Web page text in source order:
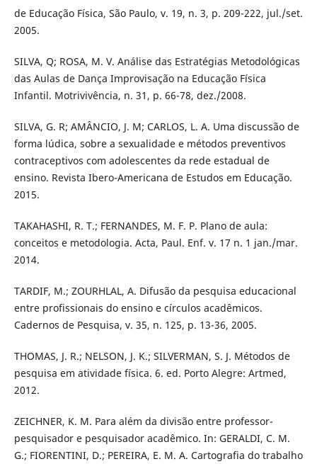
de Educação Física, São Paulo, v. 19, n. 3, p. 209-222, jul./set.
2005.
SILVA, Q; ROSA, M. V. Análise das Estratégias Metodológicas
das Aulas de Dança Improvisação na Educação Física
Infantil. Motrivivência, n. 31, p. 66-78, dez./2008.
SILVA, G. R; AMÂNCIO, J. M; CARLOS, L. A. Uma discussão de
forma lúdica, sobre a sexualidade e métodos preventivos
contraceptivos com adolescentes da rede estadual de
ensino. Revista Ibero-Americana de Estudos em Educação.
2015.
TAKAHASHI, R. T.; FERNANDES, M. F. P. Plano de aula:
conceitos e metodologia. Acta, Paul. Enf. v. 17 n. 1 jan./mar.
2014.
TARDIF, M.; ZOURHLAL, A. Difusão da pesquisa educacional
entre profissionais do ensino e círculos acadêmicos.
Cadernos de Pesquisa, v. 35, n. 125, p. 13-36, 2005.
THOMAS, J. R.; NELSON, J. K.; SILVERMAN, S. J. Métodos de
pesquisa em atividade física. 6. ed. Porto Alegre: Artmed,
2012.
ZEICHNER, K. M. Para além da divisão entre professor-
pesquisador e pesquisador acadêmico. In: GERALDI, C. M.
G.; FIORENTINI, D.; PEREIRA, E. M. A. Cartografia do trabalho